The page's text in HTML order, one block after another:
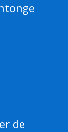
de